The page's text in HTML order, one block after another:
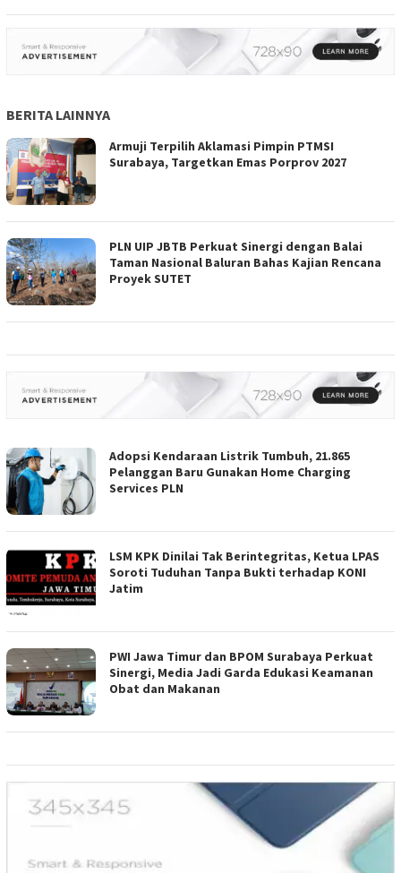
BERITA LAINNYA
Armuji Terpilih Aklamasi Pimpin PTMSI
Surabaya, Targetkan Emas Porprov 2027
PLN UIP JBTB Perkuat Sinergi dengan Balai
Taman Nasional Baluran Bahas Kajian Rencana
Proyek SUTET
Adopsi Kendaraan Listrik Tumbuh, 21.865
Pelanggan Baru Gunakan Home Charging
Services PLN
LSM KPK Dinilai Tak Berintegritas, Ketua LPAS
Soroti Tuduhan Tanpa Bukti terhadap KONI
Jatim
PWI Jawa Timur dan BPOM Surabaya Perkuat
Sinergi, Media Jadi Garda Edukasi Keamanan
Obat dan Makanan